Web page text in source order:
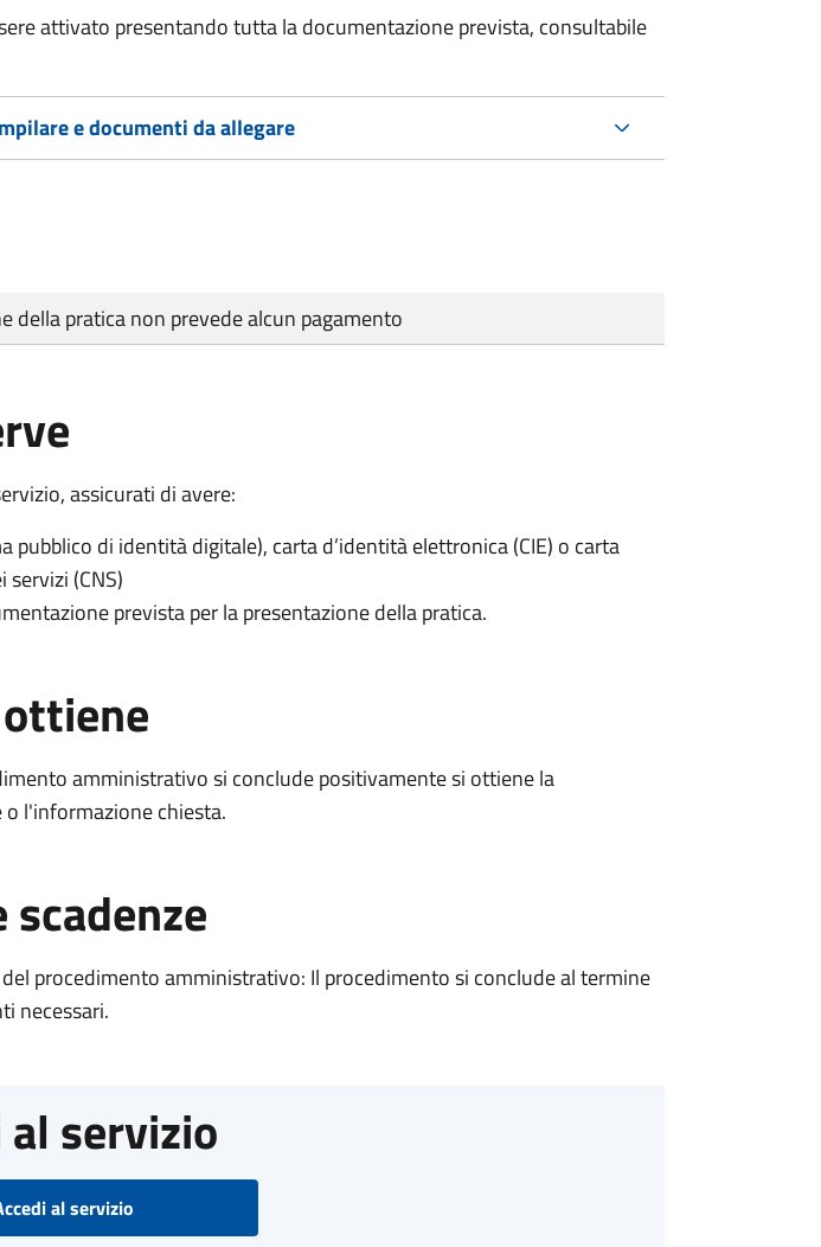
attivato presentando tutta la documentazione prevista, consultabile
e documenti da allegare
della pratica non prevede alcun pagamento
assicurati di avere:
pubblico di identità digitale), carta d’identità elettronica (CIE) o carta
servizi (CNS)
prevista per la presentazione della pratica.
amministrativo si conclude positivamente si ottiene la
l'informazione chiesta.
scadenze
procedimento amministrativo: Il procedimento si conclude al termine
necessari.
al servizio
al servizio